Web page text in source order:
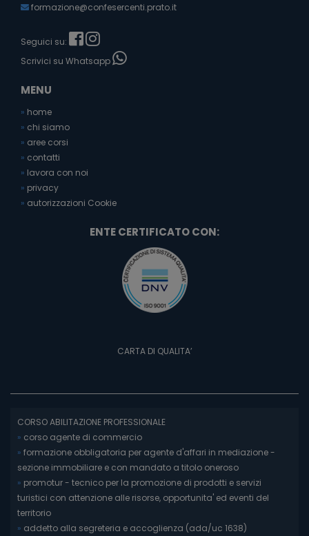
formazione@confesercenti.prato.it
Seguici su:
Scrivici su Whatsapp
MENU
» home
» chi siamo
» aree corsi
» contatti
» lavora con noi
» privacy
» autorizzazioni Cookie
ENTE CERTIFICATO CON:
CARTA DI QUALITA’
CORSO ABILITAZIONE PROFESSIONALE
» corso agente di commercio
» formazione obbligatoria per agente d'affari in mediazione -
sezione immobiliare e con mandato a titolo oneroso
» promotur - tecnico per la promozione di prodotti e servizi
turistici con attenzione alle risorse, opportunita' ed eventi del
territorio
» addetto alla segreteria e accoglienza (ada/uc 1638)